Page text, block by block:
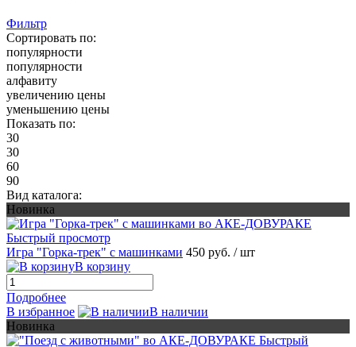
Фильтр
Сортировать по:
популярности
популярности
алфавиту
увеличению цены
уменьшению цены
Показать по:
30
30
60
90
Вид каталога:
Новинка
Быстрый просмотр
Игра "Горка-трек" с машинками 450 руб. / шт
В корзину
Подробнее
В избранное
В наличии
Новинка
Быстрый